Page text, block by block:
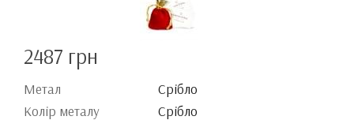
2487 грн
Метал
Срібло
Колір металу
Срібло